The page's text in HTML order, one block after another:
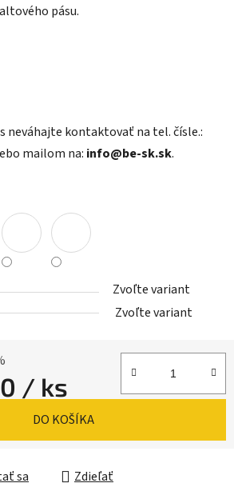
pásu.
neváhajte kontaktovať na tel. čísle.:
mailom na: info@be-sk.sk.
Zvoľte variant
Zvoľte variant
/ ks
DO KOŠÍKA
sa Zdieľať